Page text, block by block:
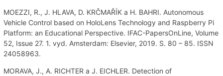
MOEZZI, R., J. HLAVA, D. KRČMAŘÍK a H. BAHRI. Autonomous
Vehicle Control based on HoloLens Technology and Raspberry Pi
Platform: an Educational Perspective. IFAC-PapersOnLine, Volume
52, Issue 27. 1. vyd. Amsterdam: Elsevier, 2019. S. 80 – 85. ISSN
24058963.
MORAVA, J., A. RICHTER a J. EICHLER. Detection of